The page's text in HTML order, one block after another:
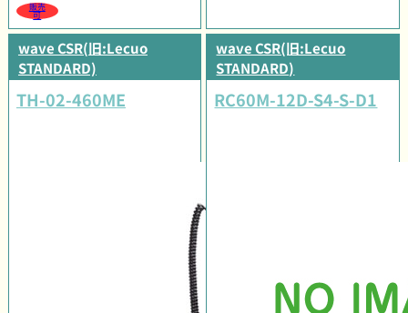
販売
可
wave CSR(旧:Lecuo
STANDARD)
TH-02-460ME
wave CSR(旧:Lecuo
STANDARD)
RC60M-12D-S4-S-D1